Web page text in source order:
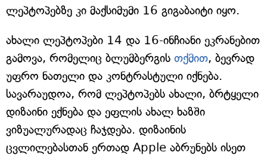
ლეპტოპებზე კი მაქსიმუმი 16 გიგაბაიტი იყო.
ახალი ლეპტოპები 14 და 16-ინჩიანი ეკრანებით
გამოვა, რომელიც ბლუმბერგის თქმით, ბევრად
უფრო ნათელი და კონტრასტული იქნება.
სავარაუდოა, რომ ლეპტოპებს ახალი, ბრტყელი
დიზაინი ექნება და ეფლის ახალ ხაზში
ვიზუალურადაც ჩაჯდება. დიზაინის
ცვლილებასთან ერთად Apple აბრუნებს ისეთ